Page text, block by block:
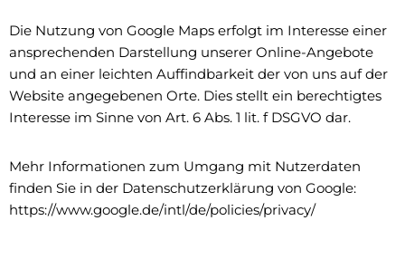
Die Nutzung von Google Maps erfolgt im Interesse einer
ansprechenden Darstellung unserer Online-Angebote
und an einer leichten Auffindbarkeit der von uns auf der
Website angegebenen Orte. Dies stellt ein berechtigtes
Interesse im Sinne von Art. 6 Abs. 1 lit. f DSGVO dar.
Mehr Informationen zum Umgang mit Nutzerdaten
finden Sie in der Datenschutzerklärung von Google:
https://www.google.de/intl/de/policies/privacy/